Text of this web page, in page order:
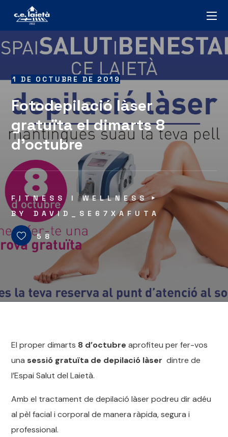
1 DE OCTUBRE DE 2019
Fotodepilació làser
gratuïta el dimarts 8
d’octubre
FITNESS I WELLNESS
BY DAVID_SE67XAFUTA
58
El proper dimarts 8 d’octubreaprofiteu per fer-vos
una sessió gratuïta de depilació làser dintre de
l’Espai Salut del Laietà.
Amb el tractament de depilació làser podreu dir adéu
al pèl facial i corporal de manera ràpida, segura i
professional.